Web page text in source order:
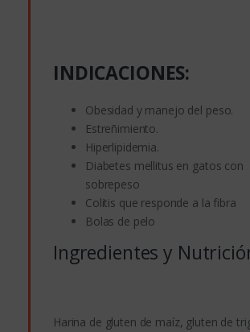
INDICACIONES:
Obesidad y manejo del peso.
Estreñimiento.
Hiperlipidemia.
Diabetes mellitus en gatos con
sobrepeso
Colitis que responde a la fibra
Bolas de pelo
Ingredientes y
Harina de gluten de maíz, gluten de